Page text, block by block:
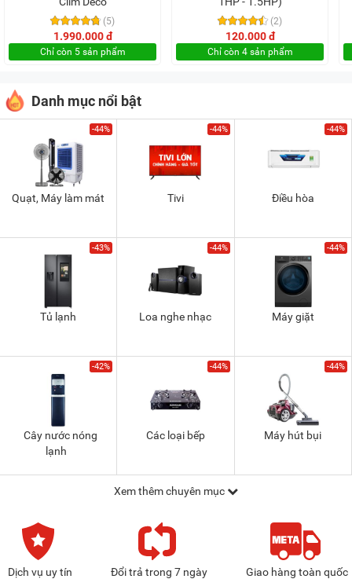
(5)
1.990.000 đ
Chỉ còn 5 sản phẩm
(2)
120.000 đ
Chỉ còn 4 sản phẩm
Danh mục nổi bật
-44%
Quạt, Máy làm mát
-44%
Tivi
-44%
Điều hòa
-43%
Tủ lạnh
-44%
Loa nghe nhạc
-44%
Máy giặt
-42%
Cây nước nóng
lạnh
-44%
Các loại bếp
-44%
Máy hút bụi
Xem thêm chuyên mục
Dịch vụ uy tín Đổi trả trong 7 ngày Giao hàng toàn quốc